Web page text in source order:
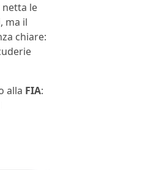
netta le
ma il
chiare:
alla FIA: